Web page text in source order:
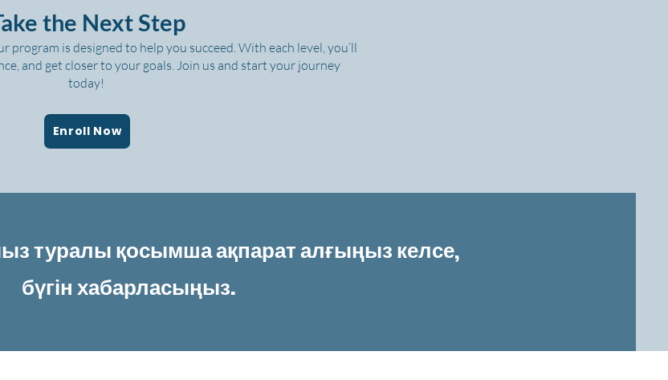
the Next Step
program is designed to help you succeed. With each level, you’ll
and get closer to your goals. Join us and start your journey
today!
Enroll Now
туралы қосымша ақпарат алғыңыз келсе,
бүгін хабарласыңыз.